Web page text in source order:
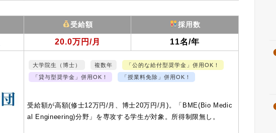
受給額 採用数
20.0万円/月 11名/年
大学院生（博士） 複数年
「公的な給付型奨学金」併用OK！
「貸与型奨学金」併用OK！
「授業料免除」併用OK！
受給額が高額(修士12万円/月、博士20万円/月)。「BME(Bio Medic
al Engineering)分野」を専攻する学生が対象。所得制限無し。